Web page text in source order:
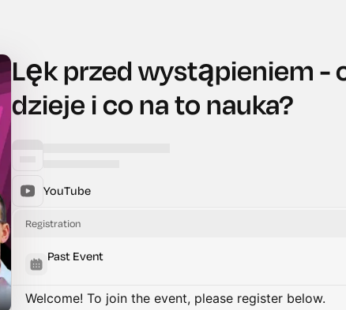
Lęk przed wystąpieniem -
dzieje i co na to nauka?
YouTube
Registration
Past Event
Welcome! To join the event, please register below.